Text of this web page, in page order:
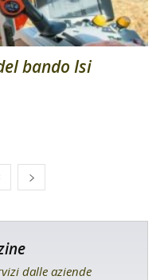
bando Isi
dalle aziende